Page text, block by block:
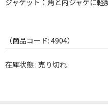
その他
7INC
ジャケット：角と内ジャケに軽
（商品コード: 4904）
在庫状態 : 売り切れ